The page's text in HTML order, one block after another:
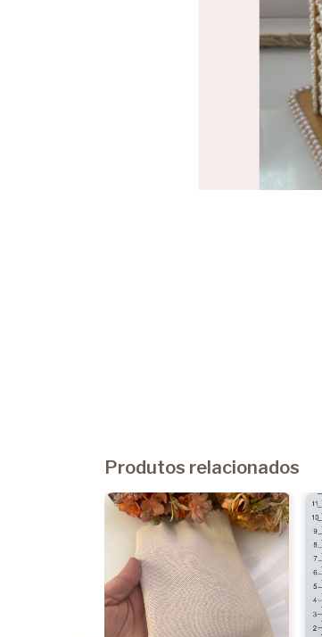
Produtos relacionados